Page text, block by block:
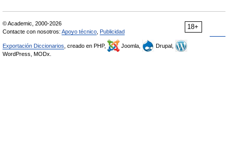
18+
© Academic, 2000-2026
Contacte con nosotros: Apoyo técnico Publicidad
Exportación Diccionarios , creado en PHP, Joomla,
Drupal,
WordPress, MODx.